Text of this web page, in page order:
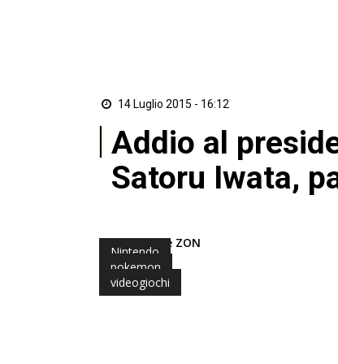
14 Luglio 2015 - 16:12
Addio al
Satoru Iwata,
Nintendo
pokemon
videogiochi
di Redazione ZON